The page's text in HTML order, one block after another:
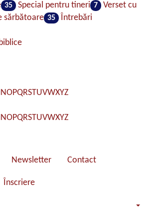
35 Special pentru tineri 7
Verset cu
sărbătoare 35
Întrebări
NOPQRSTUVWXYZ
NOPQRSTUVWXYZ
Newsletter Contact
Înscriere